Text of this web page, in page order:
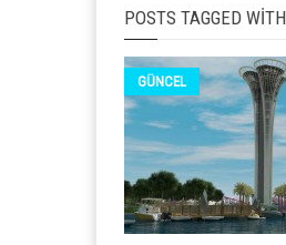
POSTS TAGGED
GÜNCEL